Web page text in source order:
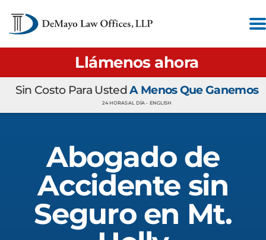
Llámenos ahora
Sin Costo Para UstedA Menos Que Ganemos
24 HORAS AL DÍA • ENGLISH
Abogado de
Accidente sin
Seguro en Mt.